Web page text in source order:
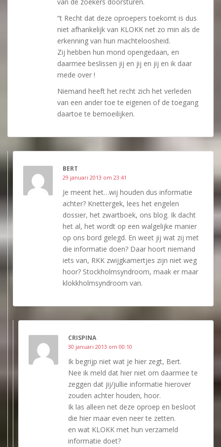
“t Recht dat deze oproepers toekomt is dus
niet afhankelijk van KLOKK net zo min als de
erkenning van hun machteloosheid.
Zij hebben hun mond opengedaan, en
daarmee beslissen jij en jij en jij en ik daar
mede over !
Niemand heeft het recht zich het verleden
van een ander toe te eigenen of de toegang
daartoe te bemoeilijken.
BERT
29 januari 2013 om 23:41
Je meent het…wij houden dus informatie
achter? Knettergek, lees het engelen
dossier, het zwartboek, ons blog. Ik dacht
het al, het wordt op een walgelijke manier
op ons bord gelegd. En weet jij wat zij met
die informatie doen? Daar hoort niemand
iets van, RKK zwijgkamertjes zijn niet weg
hoor? Stockholmsyndroom, maak er maar
klokkholmsyndroom van.
CRISPINA
30 januari 2013 om 00:10
Ik begrijp niet wat je hier zegt, Bert.
Nee ik meld dat hier niet om daarmee te
zeggen dat jij/jullie informatie hierover
zouden achter houden, hoor.
Ik las alleen net deze oproep en besloot
die hier maar even neer te zetten.
en wat KLOKK met hun verzameld
informatie doet?